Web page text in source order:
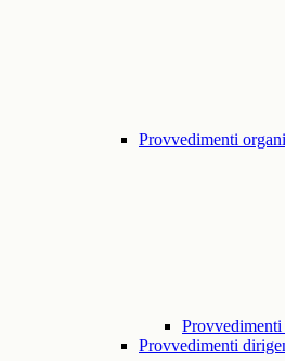
Provvedimenti
Provvedimenti